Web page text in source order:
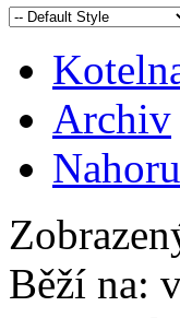
Archiv
Nahoru
Běží na: